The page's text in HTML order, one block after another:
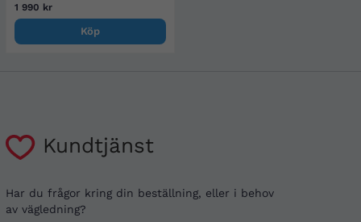
1 990 kr
Köp
Kundtjänst
Har du frågor kring din beställning, eller i behov
av vägledning?